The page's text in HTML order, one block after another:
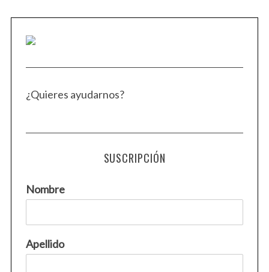
¿Quieres ayudarnos?
SUSCRIPCIÓN
Nombre
Apellido